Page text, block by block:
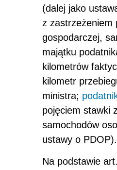
(dalej jako
z zastrzeżeniem
gospodarczej,
majątku
kilometrów
kilometr
ministra;
pojęciem stawki
samochodów
ustawy o PDOP).
Na podstawie